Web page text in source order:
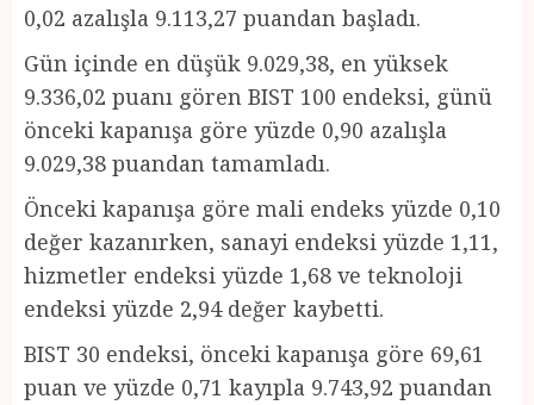
0,02 azalışla 9.113,27 puandan başladı.
Gün içinde en düşük 9.029,38, en yüksek
9.336,02 puanı gören BIST 100 endeksi, günü
önceki kapanışa göre yüzde 0,90 azalışla
9.029,38 puandan tamamladı.
Önceki kapanışa göre mali endeks yüzde 0,10
değer kazanırken, sanayi endeksi yüzde 1,11,
hizmetler endeksi yüzde 1,68 ve teknoloji
endeksi yüzde 2,94 değer kaybetti.
BIST 30 endeksi, önceki kapanışa göre 69,61
puan ve yüzde 0,71 kayıpla 9.743,92 puandan